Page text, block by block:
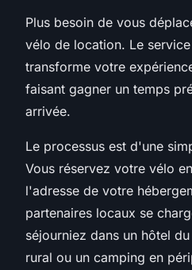
Plus besoin de vous
vélo de location. Le
transforme votre
faisant gagner un temps
arrivée.
Le processus est d'une
Vous réservez votre vélo
l'adresse de votre
partenaires locaux se
séjourniez dans un hôtel
rural ou un camping en